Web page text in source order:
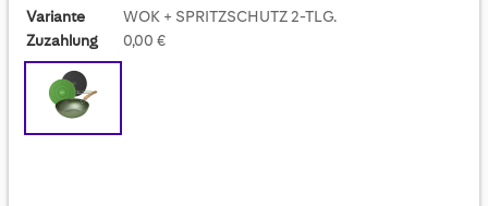
Variante
WOK + SPRITZSCHUTZ 2-TLG.
Zuzahlung
0,00 €